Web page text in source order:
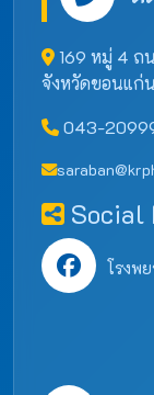
169 หมู่ 4 ถ
จังหวัดขอนแก่
043-
Social
โรงพ